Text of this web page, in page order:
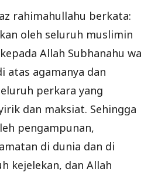
rahimahullahu berkata:
oleh seluruh muslimin
Allah Subhanahu wa
atas agamanya dan
perkara yang
dan maksiat. Sehingga
pengampunan,
di dunia dan di
kejelekan, dan Allah